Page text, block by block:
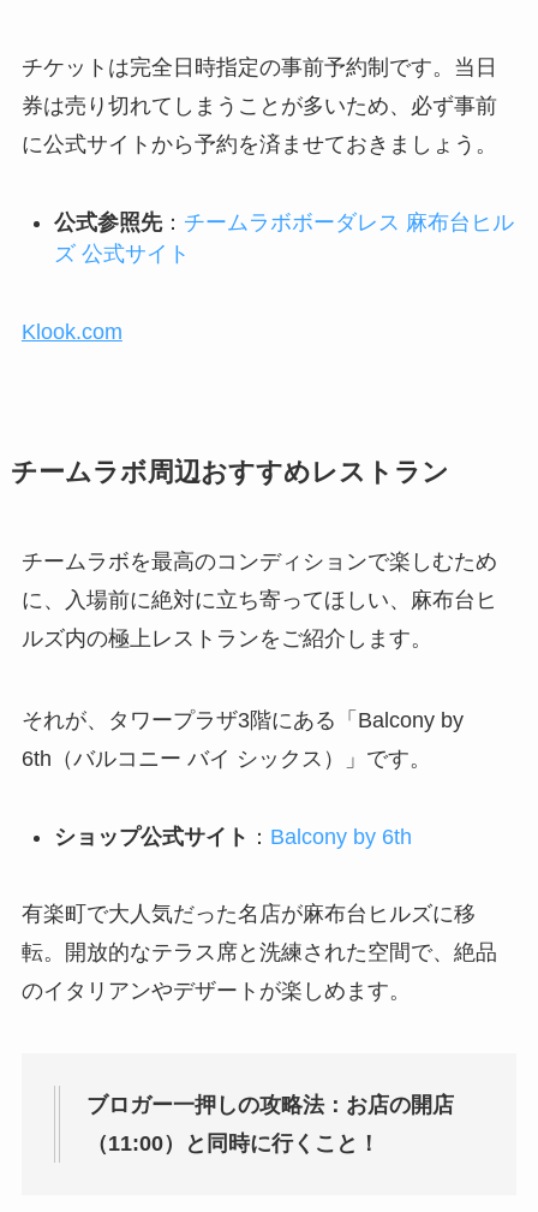
チケットは完全日時指定の事前予約制です。当日
券は売り切れてしまうことが多いため、必ず事前
に公式サイトから予約を済ませておきましょう。
公式参照先： チームラボボーダレス 麻布台ヒル
ズ 公式サイト
Klook.com
チームラボ周辺おすすめレストラン
チームラボを最高のコンディションで楽しむため
に、入場前に絶対に立ち寄ってほしい、麻布台ヒ
ルズ内の極上レストランをご紹介します。
それが、タワープラザ3階にある「Balcony by
6th（バルコニー バイ シックス）」です。
ショップ公式サイト ： Balcony by 6th
有楽町で大人気だった名店が麻布台ヒルズに移
転。開放的なテラス席と洗練された空間で、絶品
のイタリアンやデザートが楽しめます。
ブロガー一押しの攻略法：お店の開店
（11:00）と同時に行くこと！